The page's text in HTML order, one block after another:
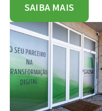
SAIBA MAIS